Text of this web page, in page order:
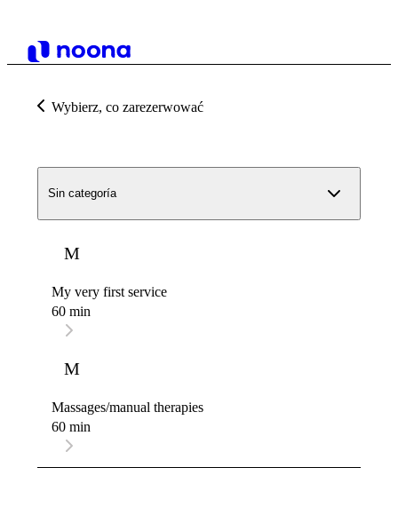
Wybierz, co zarezerwować
Sin categoría
M
My very first service
60 min
M
Massages/manual therapies
60 min